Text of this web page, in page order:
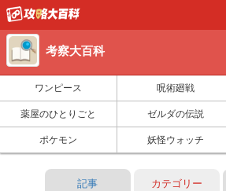
考察大百科
ワンピース 呪術廻戦
薬屋のひとりごと ゼルダの伝説
ポケモン 妖怪ウォッチ
記事 カテゴリー